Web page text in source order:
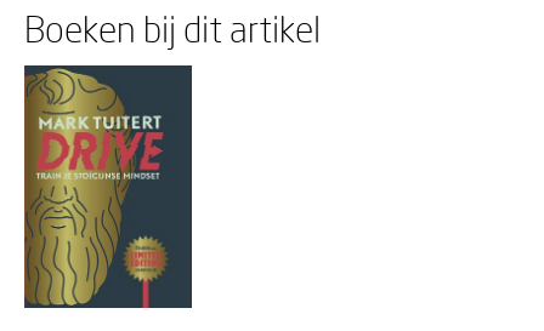
Boeken bij dit artikel